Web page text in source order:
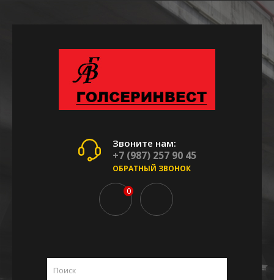
Звоните нам:
+7 (987) 257 90 45
ОБРАТНЫЙ ЗВОНОК
0